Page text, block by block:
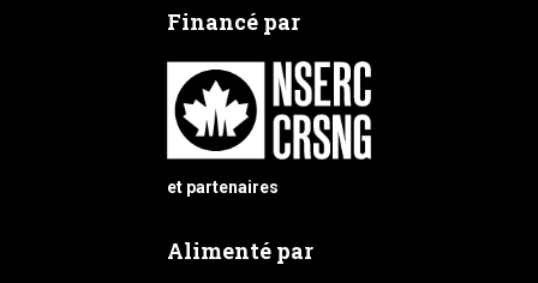
Financé par
et partenaires
Alimenté par